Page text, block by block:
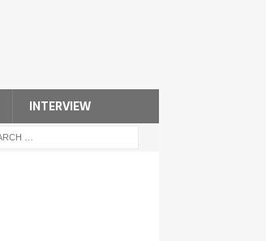
INTERVIEW